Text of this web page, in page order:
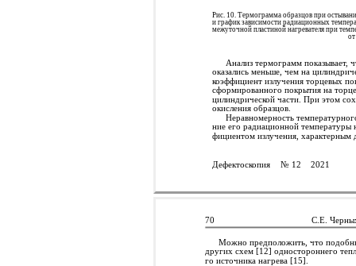
Рис. 10. Термограмма образцов при
и график зависимости радиационных
межуточной пластиной нагревателя при
Анализ термограмм показывает,
оказались меньше, чем на
коэффициент излучения торцевых
сформированного покрытия на
цилиндрической части. При этом
окисления образцов.
Неравномерность
ние его радиационной температуры
фициентом излучения, характерным
Дефектоскопия № 12 2021
70 С.Е.
Можно предположить, что
других схем [12] одностороннего
го источника нагрева [15].